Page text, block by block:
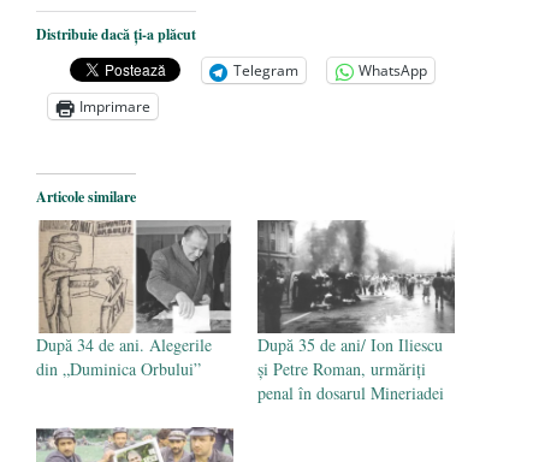
De ce propaganda LGBT nu-și are locul în
unitățile de învățământ
- 17 iunie 2020
Anarhia din SUA e opera stângii radicale
2 iunie 2020
are prea puțin a face cu informarea
mai 2020
Distribuie dacă ți-a plăcut
Telegram
WhatsApp
Imprimare
Articole similare
După 34 de ani. Alegerile
din „Duminica Orbului”
După 35 de ani/ Ion Iliescu
și Petre Roman, urmăriți
penal în dosarul Mineriadei